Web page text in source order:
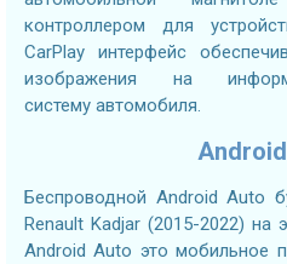
контроллером для
CarPlay интерфейс
изображения на
систему автомобиля.
Беспроводной Android Auto
Renault Kadjar (2015-2022) на
Android Auto это мобильное